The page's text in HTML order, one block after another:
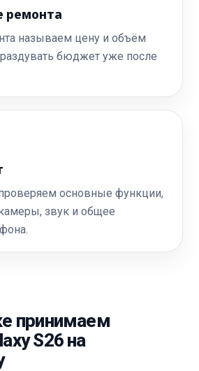
ремонта
называем цену и объём
бюджет уже после
основные функции,
звук и общее
принимаем
S26 на